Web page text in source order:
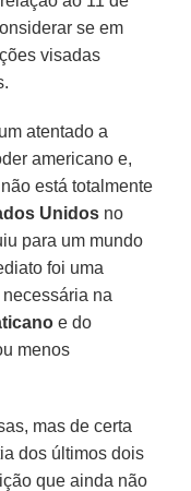
se em
visadas
atentado a
americano e,
está totalmente
Unidos no
para um mundo
foi uma
na
e do
menos
mas de certa
dos últimos dois
que ainda não